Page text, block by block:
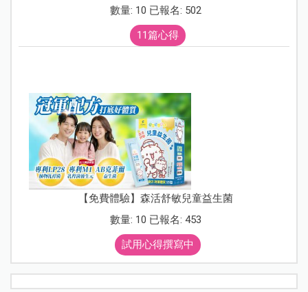
數量: 10 已報名: 502
11篇心得
【免費體驗】森活舒敏兒童益生菌
數量: 10 已報名: 453
試用心得撰寫中